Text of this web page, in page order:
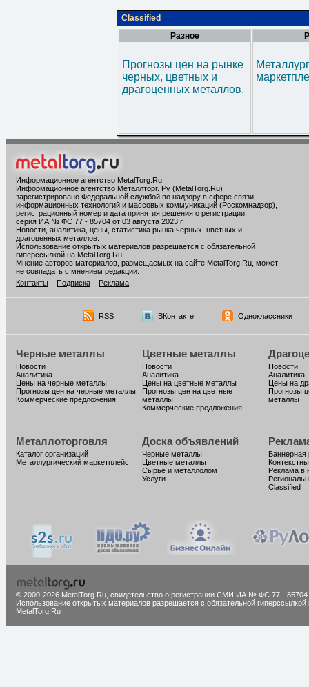
Classified
Разное
Прогнозы цен на рынке
черных, цветных и
драгоценных металлов.
Информационное агентство MetalTorg.Ru
Информационное агентство Металлторг. Ру (MetalTorg.Ru)
зарегистрировано Федеральной службой по надзору в сфере связи,
информационных технологий и массовых коммуникаций (Роскомнадзор),
регистрационный номер и дата принятия решения о регистрации:
серия ИА № ФС 77 - 85704 от 03 августа 2023 г.
Новости, аналитика, цены, статистика рынка черных, цветных и
драгоценных металлов.
Использование открытых материалов разрешается с обязательной
гиперссылкой на MetalTorg.Ru
Мнение авторов материалов, размещаемых на сайте MetalTorg.Ru, может
не совпадать с мнением редакции.
Контакты
Подписка Реклама
RSS ВКонтакте Одноклассники
Черные металлы
Новости
Аналитика
Цены на черные металлы
Прогнозы цен на черные металлы
Коммерческие предложения
Цветные металлы
Новости
Аналитика
Цены на цветные металлы
Прогнозы цен на цветные
металлы
Коммерческие предложения
Новости
Аналитика
Цены на
Прогнозы
металлы
Металлоторговля
Каталог организаций
Металлургический маркетплейс
Доска объявлений
Черные металлы
Цветные металлы
Сырье и металлолом
Услуги
Баннерная
Реклама в
Classified
© 2000-2026 MetalTorg.Ru, cвидетельство о регистрации СМИ ИА № ФС 77 - 85704
Использование открытых материалов разрешается с обязательной гиперссылкой
MetalTorg.Ru